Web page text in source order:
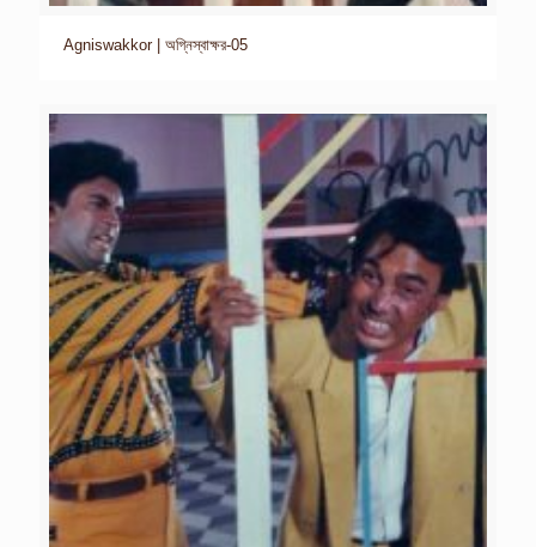
Agniswakkor | অগ্নিস্বাক্ষর-05